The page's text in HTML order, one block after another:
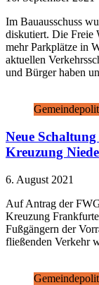
Im Bauausschuss
diskutiert. Die Freie
mehr Parkplätze in
aktuellen
und Bürger haben
Neue
Kreuzung
6. August 2021
Auf Antrag der
Kreuzung
Fußgängern der
fließenden Verkehr